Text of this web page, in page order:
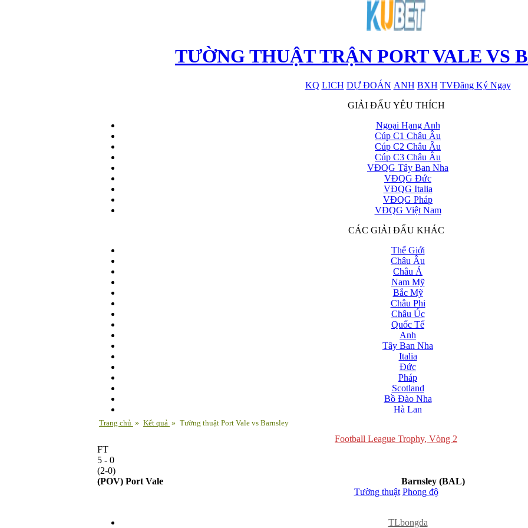
TƯỜNG THUẬT TRẬN PORT VALE VS
KQ LICH DỰ ĐOÁN ANH BXH TVĐăng Ký Ngay
x
GIẢI ĐẤU YÊU THÍCH
Ngoại Hạng Anh
Cúp C1 Châu Âu
Cúp C2 Châu Âu
Cúp C3 Châu Âu
VĐQG Tây Ban Nha
VĐQG Đức
VĐQG Italia
VĐQG Pháp
VĐQG Việt Nam
CÁC GIẢI ĐẤU KHÁC
Thế Giới
Châu Âu
Châu Á
Nam Mỹ
Bắc Mỹ
Châu Phi
Châu Úc
Quốc Tế
Anh
Tây Ban Nha
Italia
Đức
Pháp
Scotland
Bồ Đào Nha
Hà Lan
Andorra
Belarus
Bosnia-Herzgovina
Bắc Macedonia
Trang chủ » Kết quả » Tường thuật Port Vale vs Barnsley
Football League Trophy, Vòng 2
FT
5 - 0
(2-0)
(POV) Port Vale Barnsley (BAL)
Tường thuật Phong độ
TLbongda